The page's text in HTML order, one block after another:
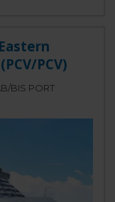
PCV)
BIS PORT